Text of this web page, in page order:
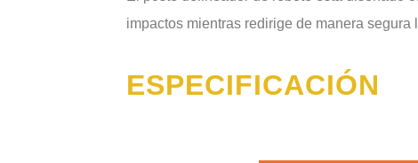
impactos mientras redirige de manera segura
ESPECIFICACIÓN